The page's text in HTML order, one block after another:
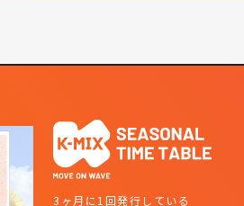
3ヶ月に1回発行している